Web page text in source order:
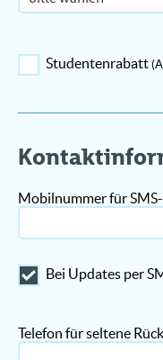
Studentenrabatt
Mobilnummer für
Bei Updates per
Telefon für seltene